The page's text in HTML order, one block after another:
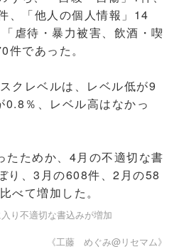
、「他人の個人情報」14
虐待・暴力被害、飲酒・喫
であった。
クレベルは、レベル低が9
％、レベル高はなかっ
ためか、4月の不適切な書
り、3月の608件、2月の58
べて増加した。
り不適切な書込みが増加
《工藤 めぐみ@リセマム》